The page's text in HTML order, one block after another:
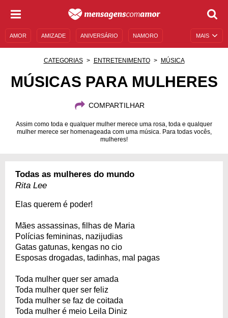
MAIS
AMOR AMIZADE ANIVERSÁRIO NAMORO
UNIVERSO FEMININO
CATEGORIAS ENTRETENIMENTO MÚSICA
MÚSICAS PARA MULHERES
COMPARTILHAR
Assim como toda e qualquer mulher merece uma rosa, toda e qualquer
mulher merece ser homenageada com uma música. Para todas vocês,
mulheres!
Todas as mulheres do mundo
Rita Lee
Elas querem é poder!
Mães assassinas, filhas de Maria
Polícias femininas, nazijudias
Gatas gatunas, kengas no cio
Esposas drogadas, tadinhas, mal pagas
Toda mulher quer ser amada
Toda mulher quer ser feliz
Toda mulher se faz de coitada
Toda mulher é meio Leila Diniz